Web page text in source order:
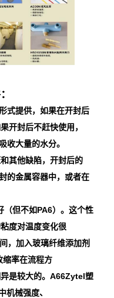
式提供，如果在开封后
开封后不赶快使用，
收大量的水分。
其他缺陷，开封后的
的金属容器中，或者在
（但不如PA6）。这个性
度对温度变化很
，加入玻璃纤维添加剂
缩率在流程方
是较大的。A66Zytel塑
机械强度、